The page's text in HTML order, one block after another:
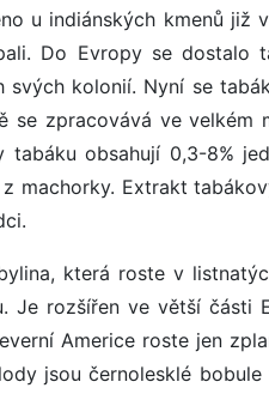
u indiánských kmenů již
Do Evropy se dostalo
svých kolonií. Nyní se
se zpracovává ve velkém
obsahují 0,3-8%
machorky. Extrakt
která roste v
Je rozšířen ve větší části
Americe roste jen
jsou černolesklé bobule